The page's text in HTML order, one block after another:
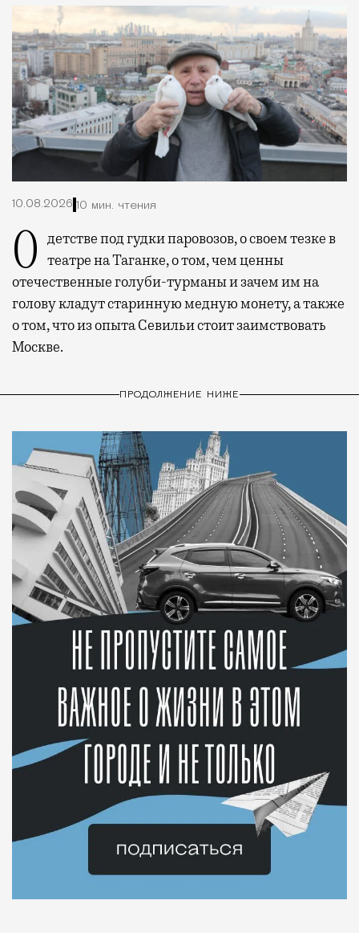
10.08.2026 10 мин. чтения
О детстве под гудки паровозов, о своем тезке в театре на Таганке, о том, чем ценны
отечественные голуби-турманы и зачем им на
голову кладут старинную медную монету, а также
о том, что из опыта Севильи стоит заимствовать
Москве.
ПРОДОЛЖЕНИЕ НИЖЕ